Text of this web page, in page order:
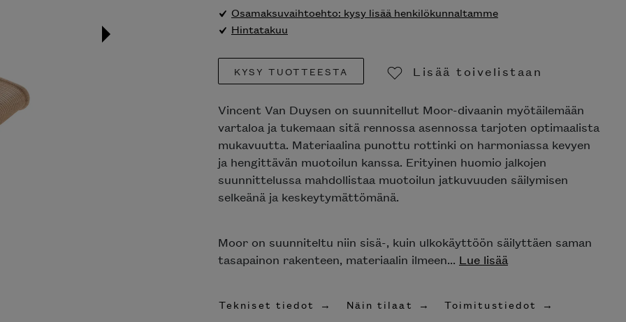
Osamaksuvaihtoehto: kysy lisää henkilökunnaltamme
Hintatakuu
KYSY TUOTTEESTA
Lisää toivelistaan
Vincent Van Duysen on suunnitellut Moor-divaanin myötäilemään
vartaloa ja tukemaan sitä rennossa asennossa tarjoten optimaalista
mukavuutta. Materiaalina punottu rottinki on harmoniassa kevyen
ja hengittävän muotoilun kanssa. Erityinen huomio jalkojen
suunnittelussa mahdollistaa muotoilun jatkuvuuden säilymisen
selkeänä ja keskeytymättömänä.
Moor on suunniteltu niin sisä-, kuin ulkokäyttöön säilyttäen saman
tasapainon rakenteen, materiaalin ilmeen... Lue lisää
Tekniset tiedot Näin tilaat
Toimitustiedot